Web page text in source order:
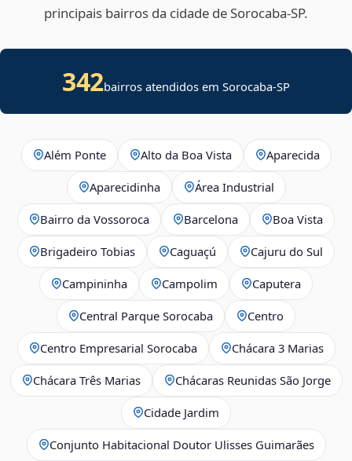
principais bairros da cidade de Sorocaba‑SP.
342bairros atendidos em Sorocaba-SP
Além Ponte Alto da Boa Vista Aparecida
Aparecidinha Área Industrial
Bairro da Vossoroca Barcelona Boa Vista
Brigadeiro Tobias Caguaçú Cajuru do Sul
Campininha Campolim Caputera
Central Parque Sorocaba Centro
Centro Empresarial Sorocaba Chácara 3 Marias
Chácara Três Marias Chácaras Reunidas São Jorge
Cidade Jardim
Conjunto Habitacional Doutor Ulisses Guimarães